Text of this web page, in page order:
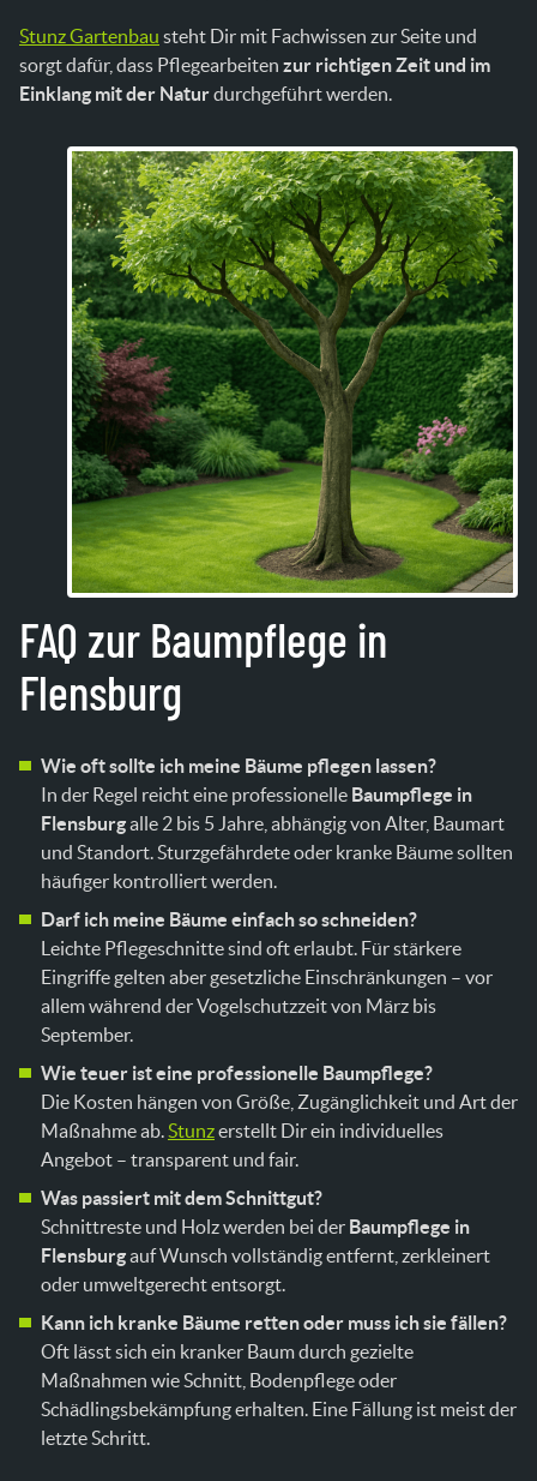
Stunz Gartenbau steht Dir mit Fachwissen zur Seite und
sorgt dafür, dass Pflegearbeiten zur richtigen Zeit und im
Einklang mit der Naturdurchgeführt werden.
FAQ zur Baumpflege in
Flensburg
Wie oft sollte ich meine Bäume pflegen lassen?
In der Regel reicht eine professionelle Baumpflege in
Flensburgalle 2 bis 5 Jahre, abhängig von Alter, Baumart
und Standort. Sturzgefährdete oder kranke Bäume sollten
häufiger kontrolliert werden.
Darf ich meine Bäume einfach so schneiden?
Leichte Pflegeschnitte sind oft erlaubt. Für stärkere
Eingriffe gelten aber gesetzliche Einschränkungen – vor
allem während der Vogelschutzzeit von März bis
September.
Wie teuer ist eine professionelle Baumpflege?
Die Kosten hängen von Größe, Zugänglichkeit und Art der
Maßnahme ab. Stunzerstellt Dir ein individuelles
Angebot – transparent und fair.
Was passiert mit dem Schnittgut?
Schnittreste und Holz werden bei der Baumpflege in
Flensburgauf Wunsch vollständig entfernt, zerkleinert
oder umweltgerecht entsorgt.
Kann ich kranke Bäume retten oder muss ich sie fällen?
Oft lässt sich ein kranker Baum durch gezielte
Maßnahmen wie Schnitt, Bodenpflege oder
Schädlingsbekämpfung erhalten. Eine Fällung ist meist der
letzte Schritt.